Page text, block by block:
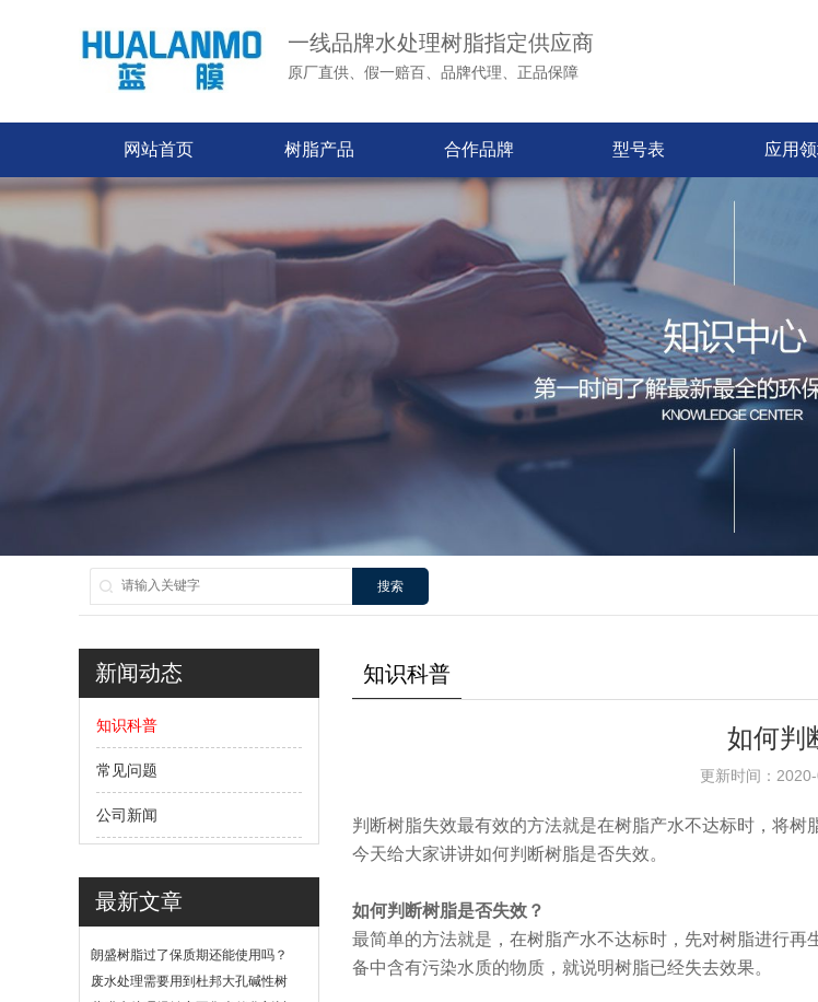
一线品牌水处理树脂指定供应商
原厂直供、假一赔百、品牌代理、正品保障
网站首页 树脂产品 合作品牌 型号表 应用
搜索
新闻动态
知识科普
常见问题
公司新闻
最新文章
朗盛树脂过了保质期还能使用吗？
废水处理需要用到杜邦大孔碱性树
知识科普
如何判
更新时间：
判断树脂失效最有效的方法就是在树脂产水不达标时，将
今天给大家讲讲如何判断树脂是否失效。
如何判断树脂是否失效？
最简单的方法就是，在树脂产水不达标时，先对树脂进行
备中含有污染水质的物质，就说明树脂已经失去效果。